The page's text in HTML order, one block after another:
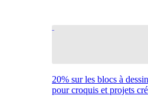
20% sur les blocs à
pour croquis et projets